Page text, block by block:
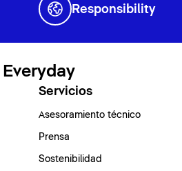
Responsibility
Servicios
Asesoramiento técnico
Prensa
Sostenibilidad